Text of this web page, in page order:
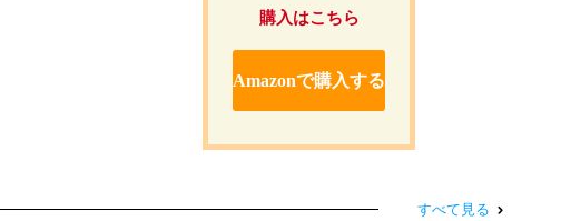
購入はこちら
Amazonで購入する
すべて見る